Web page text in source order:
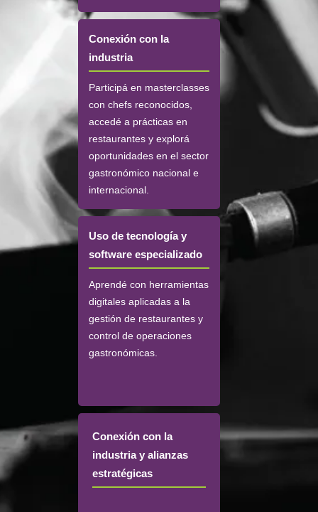
Conexión con la
industria
Participá en masterclasses
con chefs reconocidos,
accedé a prácticas en
restaurantes y explorá
oportunidades en el sector
gastronómico nacional e
internacional.
Uso de tecnología y
software especializado
Aprendé con herramientas
digitales aplicadas a la
gestión de restaurantes y
control de operaciones
gastronómicas.
Conexión con la
industria y alianzas
estratégicas